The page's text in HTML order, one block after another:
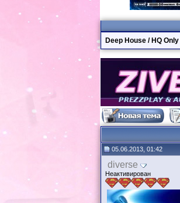
Deep House / HQ Only
05.06.2013, 01:42
diverse
Неактивирован